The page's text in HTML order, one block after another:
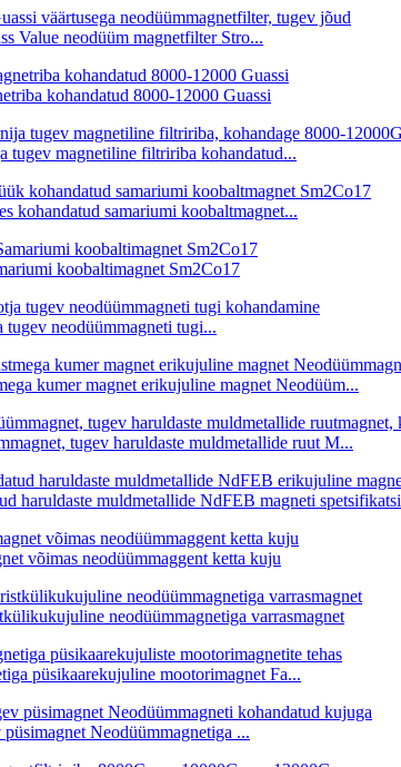
Value neodüüm magnetfilter Stro...
kohandatud 8000-12000 Guassi
tugev magnetiline filtririba kohandatud...
kohandatud samariumi koobaltmagnet...
koobaltimagnet Sm2Co17
tugev neodüümmagneti tugi...
kumer magnet erikujuline magnet Neodüüm...
tugev haruldaste muldmetallide ruut M...
haruldaste muldmetallide NdFEB magneti
võimas neodüümmaggent ketta kuju
neodüümmagnetiga varrasmagnet
püsikaarekujuline mootorimagnet Fa...
Neodüümmagnetiga ...